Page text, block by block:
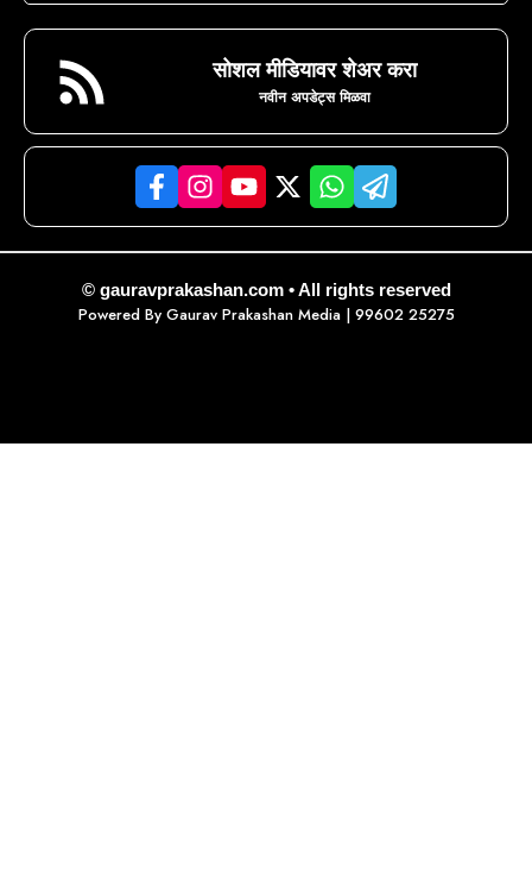
सोशल मीडियावर शेअर करा
नवीन अपडेट्स मिळवा
© gauravprakashan.com • All rights reserved
Powered By Gaurav Prakashan Media| 99602 25275